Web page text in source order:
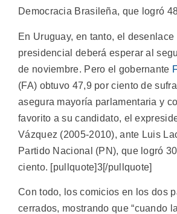
Democracia Brasileña, que logró
En Uruguay, en tanto, el
presidencial deberá esperar al
de noviembre. Pero el gobernante
(FA) obtuvo 47,9 por ciento de
asegura mayoría parlamentaria y
favorito a su candidato, el
Vázquez (2005-2010), ante Luis
Partido Nacional (PN), que logró
ciento. [pullquote]3[/pullquote]
Con todo, los comicios en los dos
cerrados, mostrando que “cuando